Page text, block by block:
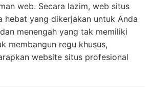
web. Secara lazim, web situs
hebat yang dikerjakan untuk Anda
menengah yang tak memiliki
membangun regu khusus,
website situs profesional